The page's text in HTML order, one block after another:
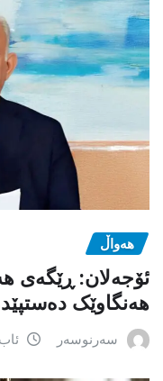
هەواڵ
ئۆجەلان: ڕێگەی
هەنگاوێک
سەرنوسەر ئاب 6, 2026